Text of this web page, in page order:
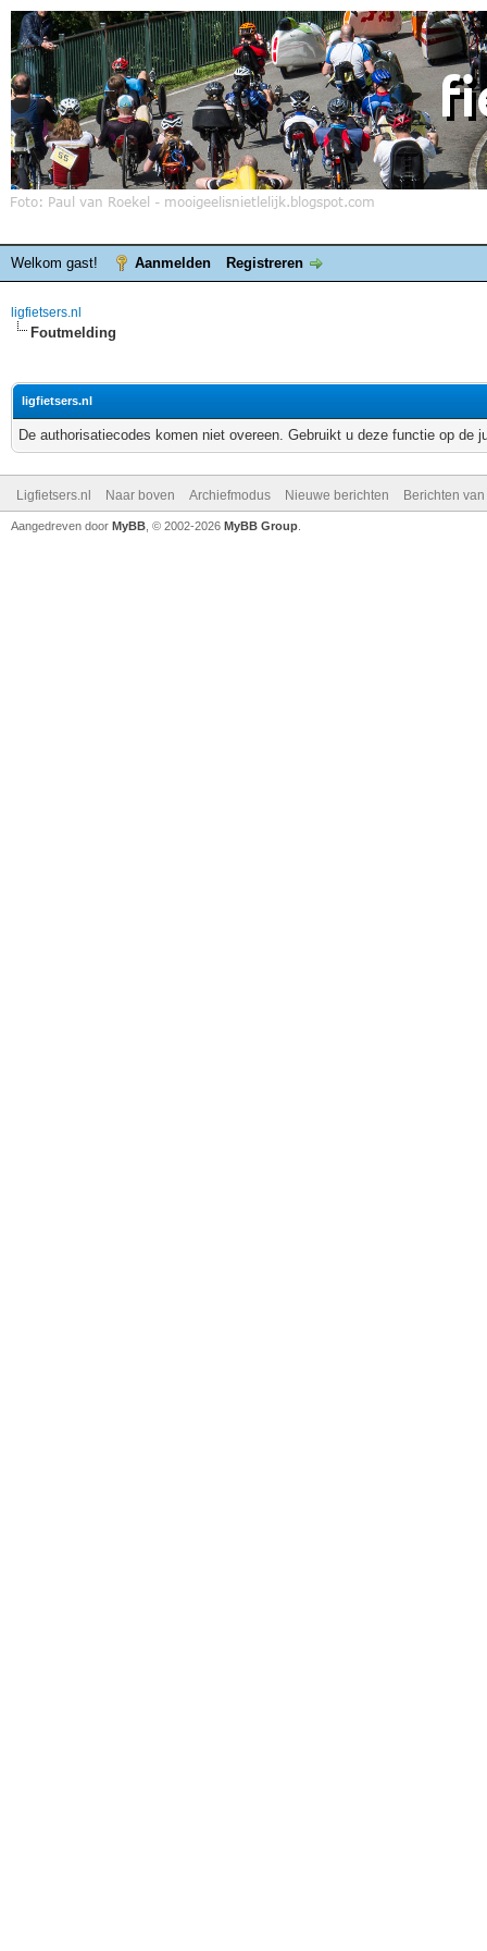
Welkom gast! Aanmelden Registreren
ligfietsers.nl
Foutmelding
ligfietsers.nl
De authorisatiecodes komen niet overeen. Gebruikt u deze functie op de
Ligfietsers.nl Naar boven Archiefmodus Nieuwe berichten Berichten
Aangedreven door MyBB , © 2002-2026 MyBB Group